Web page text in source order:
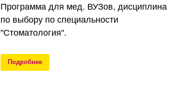
Программа для мед. ВУЗов, дисциплина
по выбору по специальности
"Стоматология".
Подробнее